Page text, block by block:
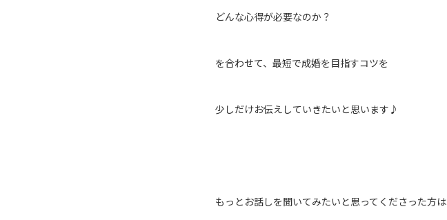
どんな心得が必要なのか？
を合わせて、最短で成婚を目指すコツを
少しだけお伝えしていきたいと思います♪
もっとお話しを聞いてみたいと思ってくださった方は